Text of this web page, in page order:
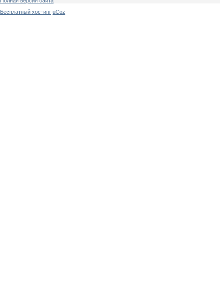
Бесплатный хостинг uCoz